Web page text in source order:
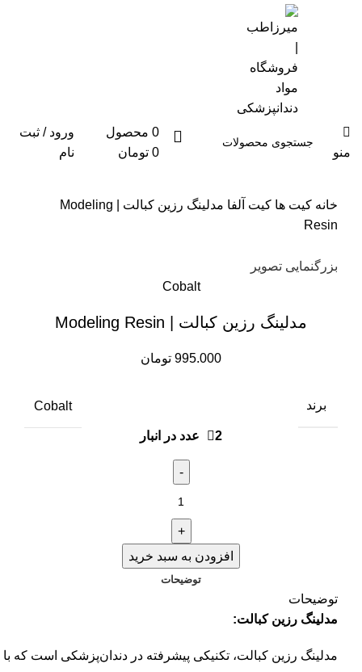
منو
0 محصول
0 تومان
ورود / ثبت
نام
خانه کیت ها کیت آلفا
مدلینگ رزین کبالت | Modeling
Resin
بزرگنمایی تصویر
Cobalt
مدلینگ رزین کبالت | Modeling Resin
تومان
برند Cobalt
2 عدد در انبار
افزودن به سبد خرید
توضیحات
توضیحات
مدلینگ رزین کبالت:
مدلینگ رزین کبالت، تکنیکی پیشرفته در دندان‌پزشکی است که با